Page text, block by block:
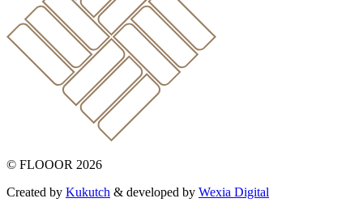
© FLOOOR 2026
Created by Kukutch & developed by Wexia Digital